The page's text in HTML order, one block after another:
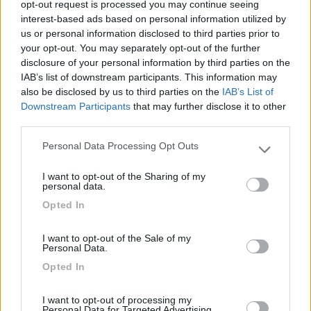
opt-out request is processed you may continue seeing
interest-based ads based on personal information utilized by
us or personal information disclosed to third parties prior to
your opt-out. You may separately opt-out of the further
disclosure of your personal information by third parties on the
IAB’s list of downstream participants. This information may
also be disclosed by us to third parties on the IAB’s List of
Downstream Participants that may further disclose it to other
Please note that this website/app uses one or more Google
not limited to your visit or usage behaviour. You may click to
use your data for below specified purposes in below Google
Personal Data Processing Opt Outs
I want to opt-out of the Sharing of my
personal data.
Opted In
I want to opt-out of the Sale of my
Personal Data.
Opted In
I want to opt-out of processing my
In risposta al messaggio disergiozhdel21/05/2019alle11:10:53
L'olio di vaselina che molti usano anche per le guarnizioni delle finestre io
non l'ho mai trovato in commercio in svizzera e nelle altre nazioni che
frequento. Ora per le guarnizioni delle finestre ho comprato un tubo
apposito per guarnizioni che contiene una cosa simile alla vaselina.
Guardo eventualmente se scrivono che va bene anche per altro.
Credo che sia normale non trovarlo in Svizzera, quello che uso
io è usato in onologia
questo,
Laikista x passione
sergiozh
Inserito il21/05/2019
Mi dissero di cercarlo in centri tipo obi e guardai pure in italia
Lo usi anche per le guarnizioni delle finestre del camper ? Il